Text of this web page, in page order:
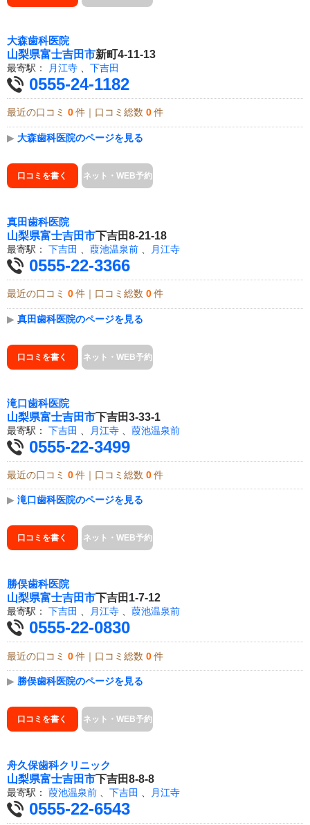
大森歯科医院
山梨県富士吉田市新町4-11-13
最寄駅： 月江寺 下吉田
0555-24-1182
最近の口コミ 0 件｜口コミ総数 0 件
▶ 大森歯科医院のページを見る
口コミを書く ネット・WEB予約
真田歯科医院
山梨県富士吉田市下吉田8-21-18
最寄駅： 下吉田 葭池温泉前 月江寺
0555-22-3366
最近の口コミ 0 件｜口コミ総数 0 件
▶ 真田歯科医院のページを見る
口コミを書く ネット・WEB予約
滝口歯科医院
山梨県富士吉田市下吉田3-33-1
最寄駅： 下吉田 月江寺 葭池温泉前
0555-22-3499
最近の口コミ 0 件｜口コミ総数 0 件
▶ 滝口歯科医院のページを見る
口コミを書く ネット・WEB予約
勝俣歯科医院
山梨県富士吉田市下吉田1-7-12
最寄駅： 下吉田 、 月江寺 、 葭池温泉前
0555-22-0830
最近の口コミ 0 件｜口コミ総数 0 件
▶ 勝俣歯科医院のページを見る
口コミを書く ネット・WEB予約
舟久保歯科クリニック
山梨県富士吉田市下吉田8-8-8
最寄駅： 葭池温泉前 、 下吉田 、 月江寺
0555-22-6543